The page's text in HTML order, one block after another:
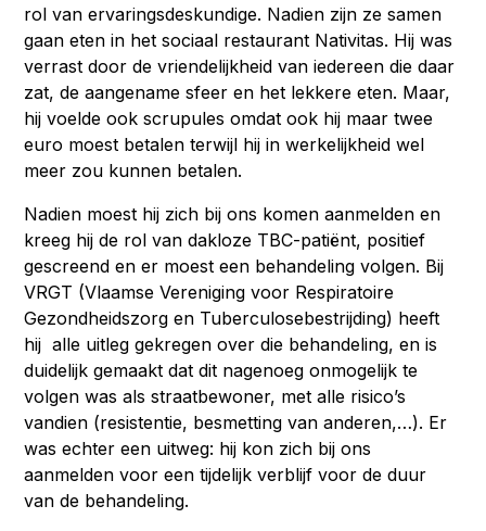
rol van ervaringsdeskundige. Nadien zijn ze samen
gaan eten in het sociaal restaurant Nativitas. Hij was
verrast door de vriendelijkheid van iedereen die daar
zat, de aangename sfeer en het lekkere eten. Maar,
hij voelde ook scrupules omdat ook hij maar twee
euro moest betalen terwijl hij in werkelijkheid wel
meer zou kunnen betalen.
Nadien moest hij zich bij ons komen aanmelden en
kreeg hij de rol van dakloze TBC-patiënt, positief
gescreend en er moest een behandeling volgen. Bij
VRGT (Vlaamse Vereniging voor Respiratoire
Gezondheidszorg en Tuberculosebestrijding) heeft
hij alle uitleg gekregen over die behandeling, en is
duidelijk gemaakt dat dit nagenoeg onmogelijk te
volgen was als straatbewoner, met alle risico’s
vandien (resistentie, besmetting van anderen,…). Er
was echter een uitweg: hij kon zich bij ons
aanmelden voor een tijdelijk verblijf voor de duur
van de behandeling.